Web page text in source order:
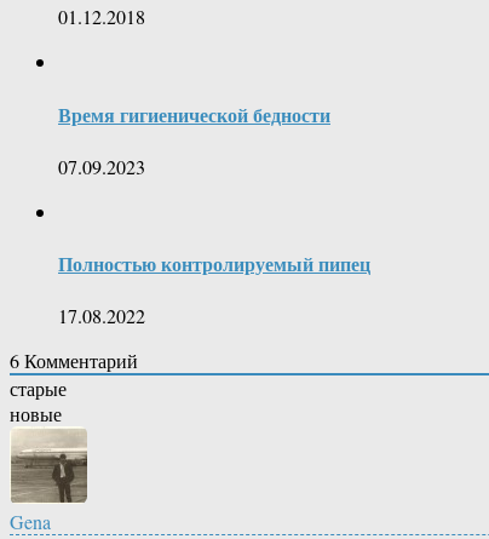
01.12.2018
Время гигиенической бедности
07.09.2023
Полностью контролируемый пипец
17.08.2022
6Комментарий
старые
новые
Gena